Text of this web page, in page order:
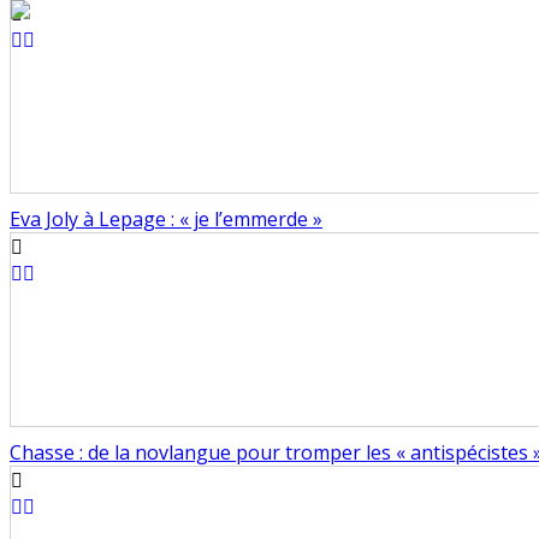
Eva Joly à Lepage : « je l’emmerde »
Chasse : de la novlangue pour tromper les « antispécistes